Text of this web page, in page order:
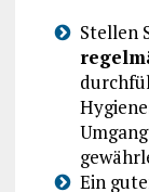
Stellen
Ein